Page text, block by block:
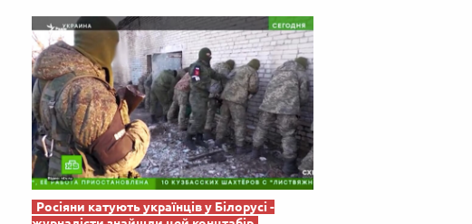
Росіяни катують українців у Білорусі -